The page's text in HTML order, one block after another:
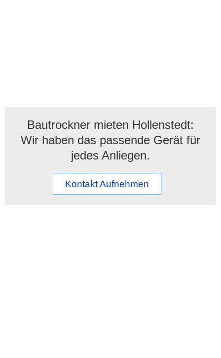
Bautrockner mieten Hollenstedt:
Wir haben das passende Gerät für
jedes Anliegen.
Kontakt Aufnehmen